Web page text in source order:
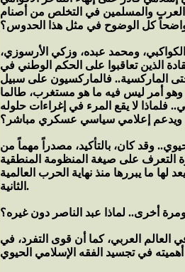
العرب والمسلمين في التخلص من أصنام
ومحمد عبده، وزكي الأرسوزي،
الذين تعاقبوا على الحكم الوطني في
الماركسية.. فالماركسيون على سبيل
وهو أمر ليس فيه ما هو مستغرب، طالما
فلماذا لا يقع المرء في إغراءات حلوله
وقد كان، بالتأكيد، مصدراً مهماً من
التعرف على صيغة المنظومة المنطقية
ما يبررها منذ نهاية الحرب العالمية
الثانية.
ومرة أخرى.. لماذا عبد الناصر دون غيره؟
العربي، كما أن قوى التفرد، في